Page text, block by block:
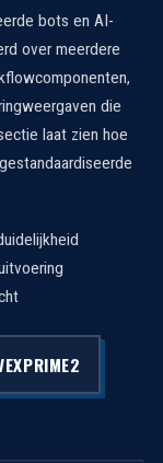
bots en AI-
over meerdere
die
laat zien hoe